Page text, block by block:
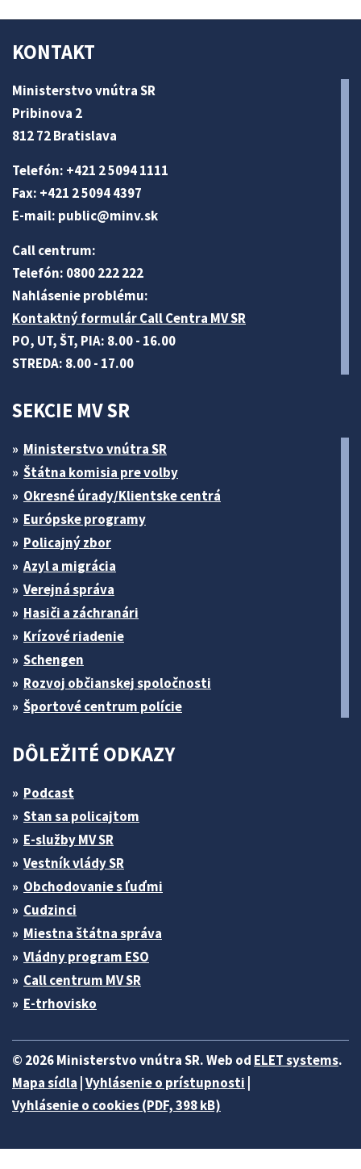
KONTAKT
Ministerstvo vnútra SR
Pribinova 2
812 72 Bratislava
Telefón: +421 2 5094 1111
Fax: +421 2 5094 4397
E-mail: public@minv.sk
Call centrum:
Telefón: 0800 222 222
Nahlásenie problému:
Kontaktný formulár Call Centra MV SR
PO, UT, ŠT, PIA: 8.00 - 16.00
STREDA: 8.00 - 17.00
SEKCIE MV SR
Ministerstvo vnútra SR
Štátna komisia pre volby
Okresné úrady/Klientske centrá
Európske programy
Policajný zbor
Azyl a migrácia
Verejná správa
Hasiči a záchranári
Krízové riadenie
Schengen
Rozvoj občianskej spoločnosti
Športové centrum polície
DÔLEŽITÉ ODKAZY
Podcast
Stan sa policajtom
E-služby MV SR
Vestník vlády SR
Obchodovanie s ľuďmi
Cudzinci
Miestna štátna správa
Vládny program ESO
Call centrum MV SR
E-trhovisko
© 2026 Ministerstvo vnútra SR. Web od ELET systems.
Mapa sídla Vyhlásenie o prístupnosti
Vyhlásenie o cookies (PDF, 398 kB)